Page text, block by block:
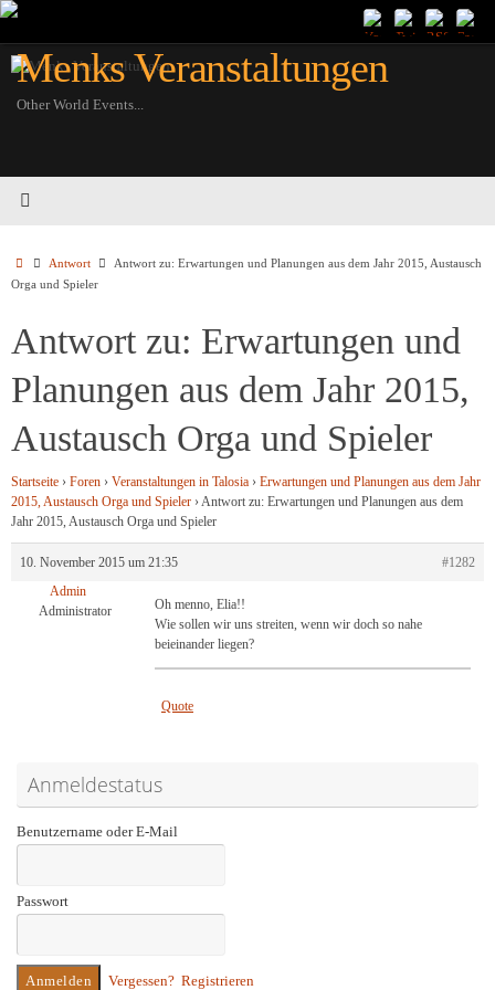
Zum
springen
Menks Veranstaltungen
Other World Events...
Startseite
Antwort
Antwort zu: Erwartungen und Planungen aus dem Jahr 2015, Austausch
Orga und Spieler
Antwort zu: Erwartungen und
Planungen aus dem Jahr 2015,
Austausch Orga und Spieler
Startseite › Foren › Veranstaltungen in Talosia › Erwartungen und Planungen aus dem Jahr
2015, Austausch Orga und Spieler ›Antwort zu: Erwartungen und Planungen aus dem
Jahr 2015, Austausch Orga und Spieler
10. November 2015 um 21:35
#1282
Admin
Administrator
Oh menno, Elia!!
Wie sollen wir uns streiten, wenn wir doch so nahe
beieinander liegen?
Quote
Anmeldestatus
Benutzername oder E-Mail
Passwort
Vergessen? Registrieren